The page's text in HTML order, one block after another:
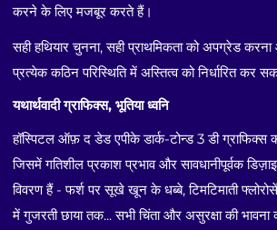
करने के लिए मजबूर करते हैं।
सही हथियार चुनना, सही प्राथमिकता को अपग्रेड
प्रत्येक कठिन परिस्थिति में अस्तित्व को निर्धारित कर
यथार्थवादी ग्राफिक्स, भूतिया ध्वनि
हॉस्पिटल ऑफ़ द डेड एपीके डार्क-टोन्ड 3 डी ग्राफिक्स
जिसमें गतिशील प्रकाश प्रभाव और सावधानीपूर्वक
विवरण हैं - फर्श पर सूखे खून के धब्बे, टिमटिमाती
में गुजरती छाया तक... सभी चिंता और असुरक्षा की